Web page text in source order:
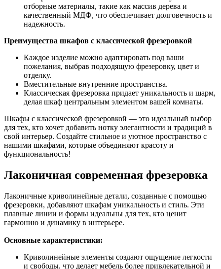
отборные материалы, такие как массив дерева и
качественный МДФ, что обеспечивает долговечность и
надежность.
Преимущества шкафов с классической фрезеровкой
Каждое изделие можно адаптировать под ваши
пожелания, выбрав подходящую фрезеровку, цвет и
отделку.
Вместительные внутренние пространства.
Классическая фрезеровка придает уникальность и шарм,
делая шкаф центральным элементом вашей комнаты.
Шкафы с классической фрезеровкой — это идеальный выбор
для тех, кто хочет добавить нотку элегантности и традиций в
свой интерьер. Создайте стильное и уютное пространство с
нашими шкафами, которые объединяют красоту и
функциональность!
Лаконичная современная фрезеровка
Лаконичные криволинейные детали, созданные с помощью
фрезеровки, добавляют шкафам уникальность и стиль. Эти
плавные линии и формы идеальны для тех, кто ценит
гармонию и динамику в интерьере.
Основные характеристики:
Криволинейные элементы создают ощущение легкости
и свободы, что делает мебель более привлекательной и